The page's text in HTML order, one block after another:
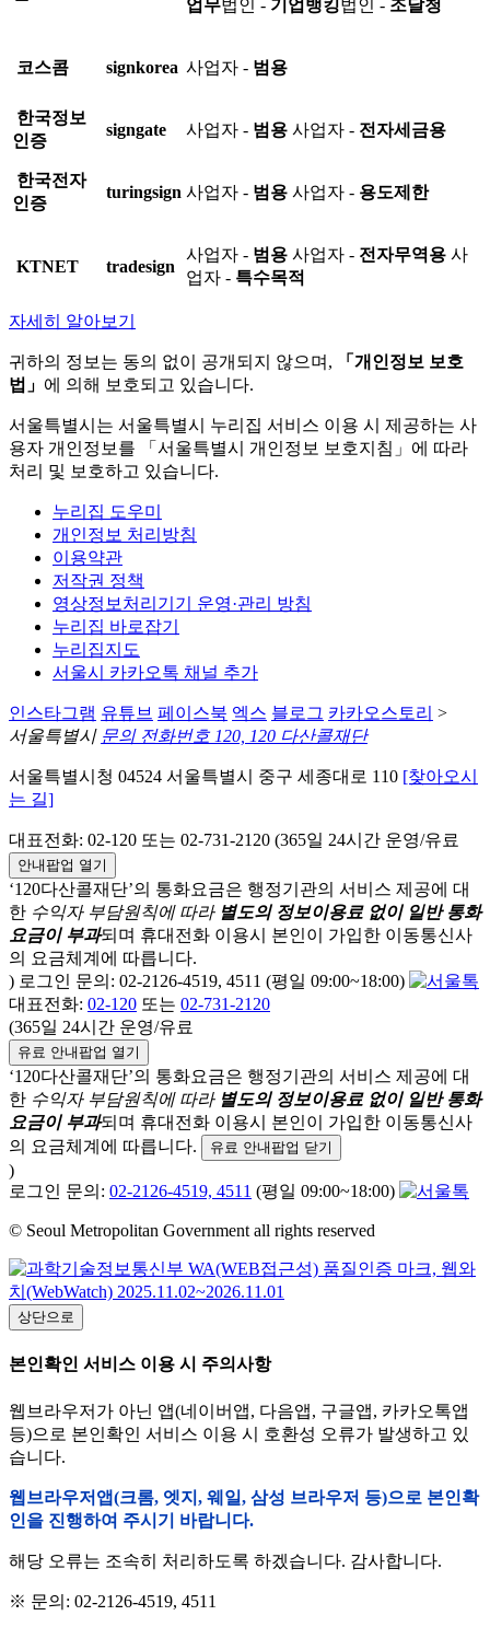
업무법인 - 기업뱅킹법인 - 조달청
코스콤 signkorea 사업자 - 범용
한국정보
인증
signgate 사업자 - 범용 사업자 - 전자세금용
한국전자
인증
turingsign 사업자 - 범용 사업자 - 용도제한
KTNET tradesign
사업자 - 범용 사업자 - 전자무역용 사
업자 - 특수목적
자세히 알아보기
귀하의 정보는 동의 없이 공개되지 않으며,
「개인정보 보호
법」 에 의해 보호되고 있습니다.
서울특별시는 서울특별시 누리집 서비스 이용 시 제공하는 사
용자 개인정보를 「서울특별시 개인정보 보호지침」에 따라
처리 및 보호하고 있습니다.
누리집 도우미
개인정보 처리방침
이용약관
저작권 정책
영상정보처리기기 운영·관리 방침
누리집 바로잡기
누리집지도
서울시 카카오톡 채널 추가
인스타그램 유튜브 페이스북 엑스 블로그 카카오스토리 >
서울특별시 문의 전화번호 120, 120 다산콜재단
서울특별시청 04524 서울특별시 중구 세종대로 110 [찾아오시
는 길]
대표전화: 02-120 또는 02-731-2120 (365일 24시간 운영/유료
안내팝업 열기
‘120다산콜재단’의 통화요금은 행정기관의 서비스 제공에 대
한 수익자 부담원칙에 따라 별도의 정보이용료 없이 일반 통화
요금이 부과되며 휴대전화 이용시 본인이 가입한 이동통신사
의 요금체계에 따릅니다.
) 로그인 문의: 02-2126-4519, 4511 (평일 09:00~18:00)
대표전화: 02-120 또는 02-731-2120
(365일 24시간 운영/유료
유료 안내팝업 열기
‘120다산콜재단’의 통화요금은 행정기관의 서비스 제공에 대
한 수익자 부담원칙에 따라 별도의 정보이용료 없이 일반 통화
요금이 부과되며 휴대전화 이용시 본인이 가입한 이동통신사
의 요금체계에 따릅니다.
유료 안내팝업 닫기
)
로그인 문의: 02-2126-4519, 4511 (평일 09:00~18:00)
© Seoul Metropolitan Government all rights reserved
상단으로
본인확인 서비스 이용 시 주의사항
웹브라우저가 아닌 앱(네이버앱, 다음앱, 구글앱, 카카오톡앱
등)으로 본인확인 서비스 이용 시 호환성 오류가 발생하고 있
습니다.
웹브라우저앱(크롬, 엣지, 웨일, 삼성 브라우저 등)으로 본인확
인을 진행하여 주시기 바랍니다.
해당 오류는 조속히 처리하도록 하겠습니다. 감사합니다.
※ 문의: 02-2126-4519, 4511